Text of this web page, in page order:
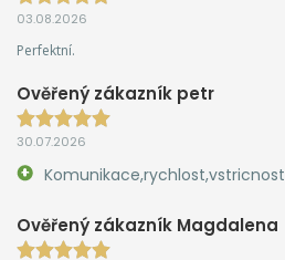
03.08.2026
Perfektní.
Ověřený zákazník petr
30.07.2026
Komunikace,rychlost,vstricnost
Ověřený zákazník Magdalena